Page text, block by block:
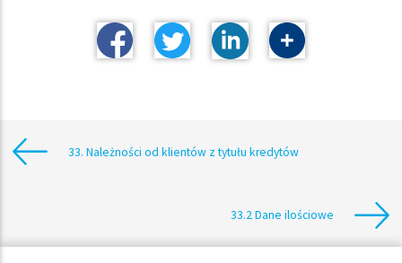
33. Należności od klientów z tytułu kredytów
33.2 Dane ilościowe